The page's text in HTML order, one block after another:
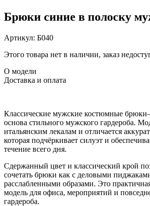
Брюки синие в полоску
Артикул: Б040
Этого товара нет в наличии, заказ
О модели
Доставка и оплата
Классические мужские костюмные
основа стильного мужского гардероба.
итальянским лекалам и отличается
которая подчёркивает силуэт и
течение всего дня.
Сдержанный цвет и классический крой
сочетать брюки как с деловыми
расслабленными образами. Это
модель для офиса, мероприятий и
гардероба.